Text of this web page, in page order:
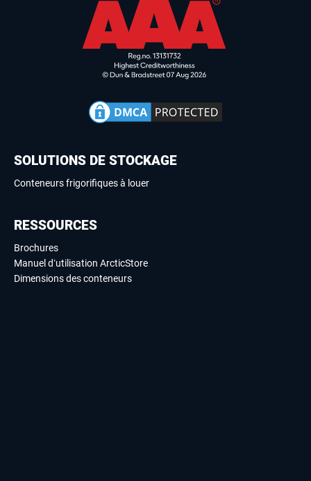
SOLUTIONS DE STOCKAGE
Conteneurs frigorifiques à louer
RESSOURCES
Brochures
Manuel d’utilisation ArcticStore
Dimensions des conteneurs